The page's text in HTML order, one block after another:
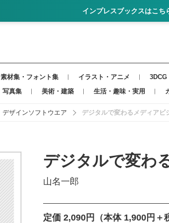
インプレスブックスはこち
素材集・フォント集 イラスト・アニメ 3DCG
写真集 美術・建築 生活・趣味・実用
デザインソフトウエア デジタルで変わるメディアビ
デジタルで変わ
山名一郎
定価 2,090円 （本体 1,900円＋